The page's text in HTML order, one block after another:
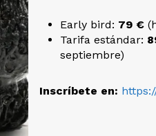
Early bird: 79 €
Tarifa estándar:
septiembre)
Inscríbete en: